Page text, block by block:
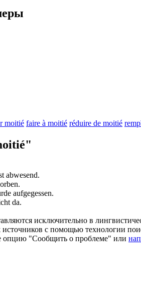
moitié faire à moitié réduire de moitié
abwesend.
aufgegessen.
da.
исключительно в
источников с помощью технологии
опцию "Сообщить о проблеме" или